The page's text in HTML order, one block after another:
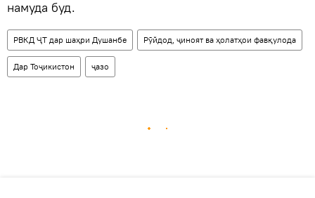
намуда буд.
РВКД ҶТ дар шаҳри Душанбе Рӯйдод, ҷиноят ва ҳолатҳои фавқулода
Дар Тоҷикистон ҷазо